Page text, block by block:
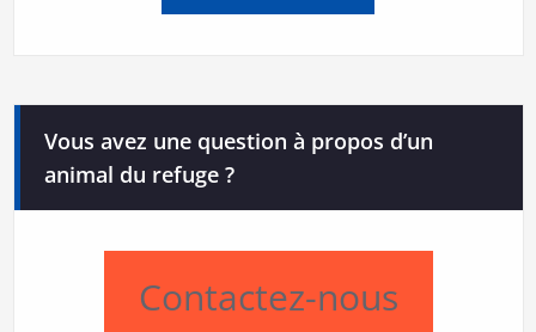
Vous avez une question à propos d’un
animal du refuge ?
Contactez-nous